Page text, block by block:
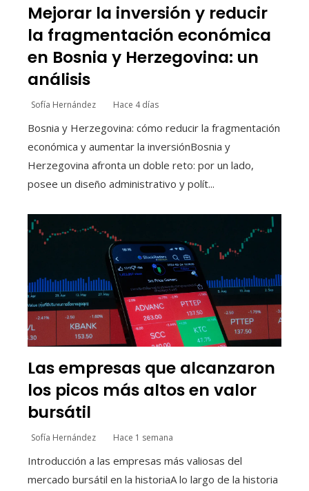
Mejorar la inversión y reducir
la fragmentación económica
en Bosnia y Herzegovina: un
análisis
Sofía Hernández Hace 4 días
Bosnia y Herzegovina: cómo reducir la fragmentación
económica y aumentar la inversiónBosnia y
Herzegovina afronta un doble reto: por un lado,
posee un diseño administrativo y polít...
Las empresas que alcanzaron
los picos más altos en valor
bursátil
Sofía Hernández Hace 1 semana
Introducción a las empresas más valiosas del
mercado bursátil en la historiaA lo largo de la historia